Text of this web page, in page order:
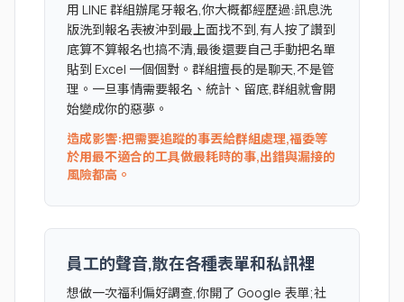
用 LINE 群組辦尾牙報名,你大概都經歷過:訊息洗
版洗到報名表被沖到最上面找不到,有人按了讚到
底算不算報名也搞不清,最後還要自己手動把名單
貼到 Excel 一個個對。群組擅長的是聊天,不是管
理。一旦事情需要報名、統計、留底,群組就會開
始變成你的惡夢。
造成影響:把需要追蹤的事丟給群組處理,福委等
於用最不適合的工具做最耗時的事,出錯與漏接的
風險都高。
員工的聲音,散在各種表單和私訊裡
想做一次福利偏好調查,你開了 Google 表單;社